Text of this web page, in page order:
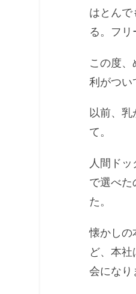
はとんで
る。フリ
この度
利がつい
以前、
て。
人間ド
で選べた
た。
懐かしの
ど、本
会になり